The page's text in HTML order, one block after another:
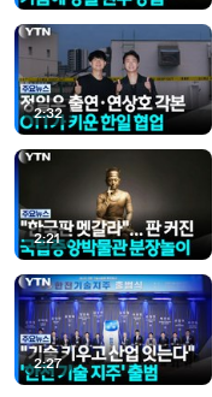
2:32
2:21
2:27